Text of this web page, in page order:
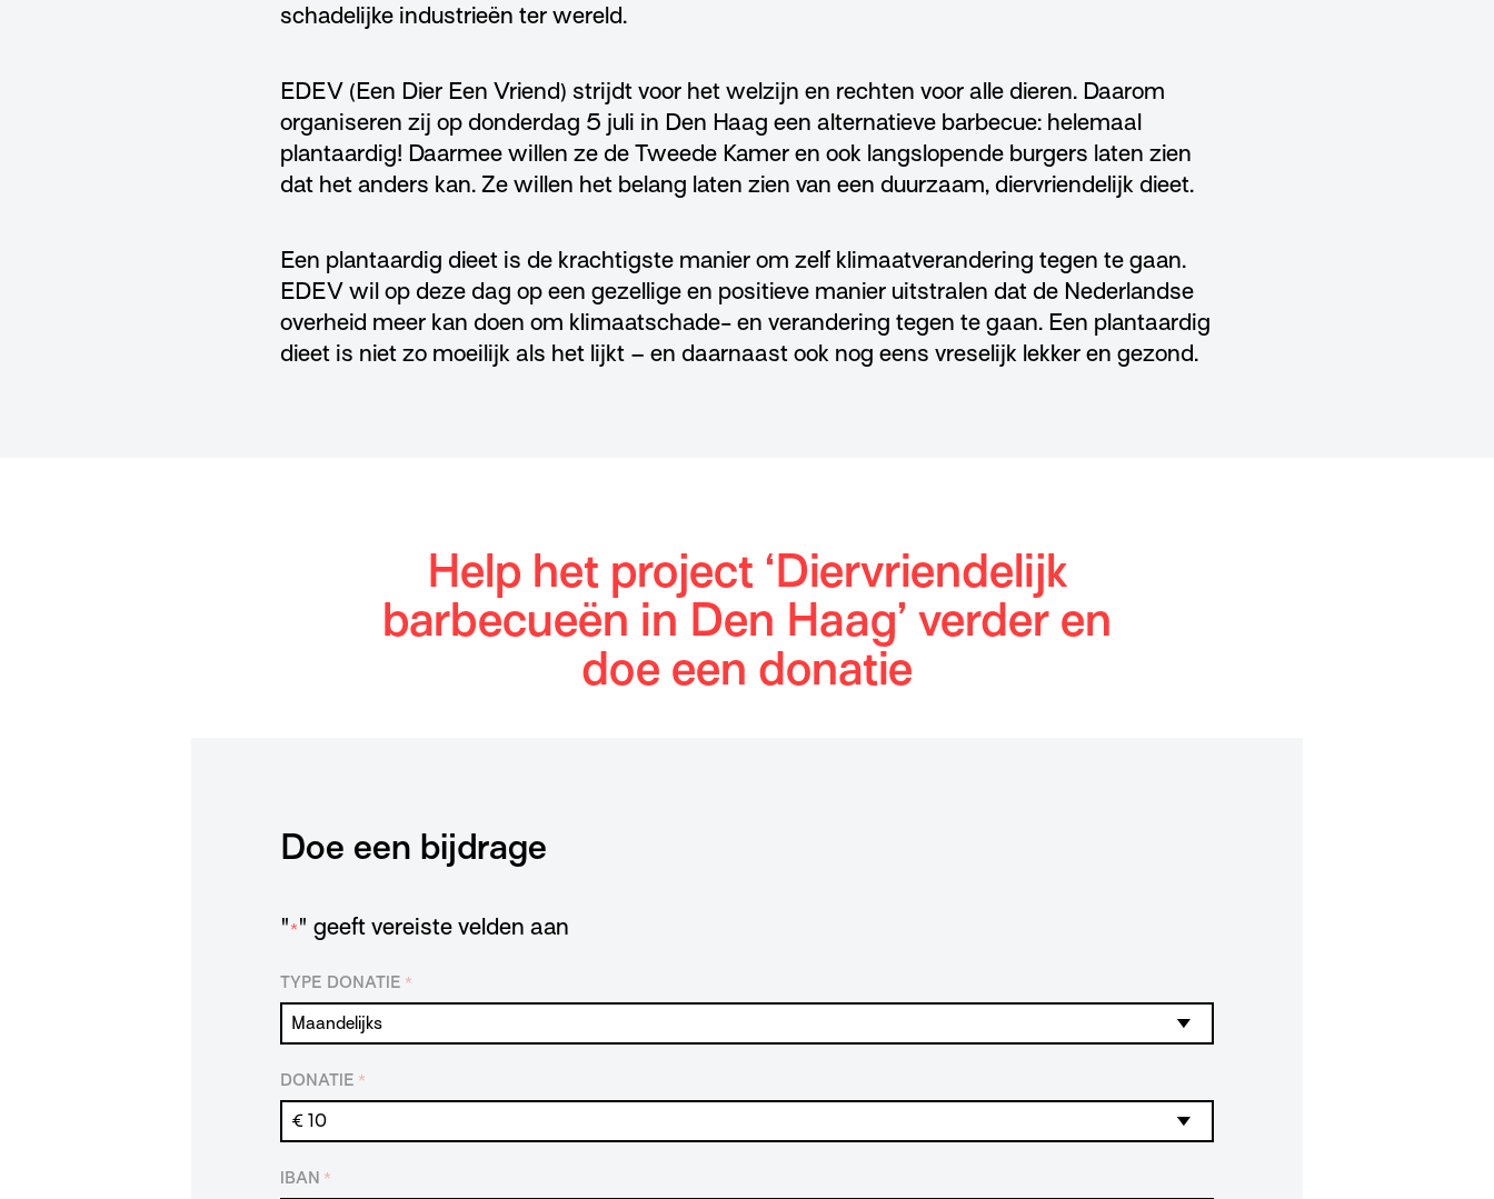
schadelijke industrieën ter wereld.
EDEV (Een Dier Een Vriend) strijdt voor het welzijn en rechten voor alle dieren. Daarom
organiseren zij op donderdag 5 juli in Den Haag een alternatieve barbecue: helemaal
plantaardig! Daarmee willen ze de Tweede Kamer en ook langslopende burgers laten zien
dat het anders kan. Ze willen het belang laten zien van een duurzaam, diervriendelijk dieet.
Een plantaardig dieet is de krachtigste manier om zelf klimaatverandering tegen te gaan.
EDEV wil op deze dag op een gezellige en positieve manier uitstralen dat de Nederlandse
overheid meer kan doen om klimaatschade- en verandering tegen te gaan. Een plantaardig
dieet is niet zo moeilijk als het lijkt – en daarnaast ook nog eens vreselijk lekker en gezond.
Help het project ‘Diervriendelijk
barbecueën in Den Haag’ verder en
doe een donatie
Doe een bijdrage
" * " geeft vereiste velden aan
TYPE DONATIE *
DONATIE *
IBAN *